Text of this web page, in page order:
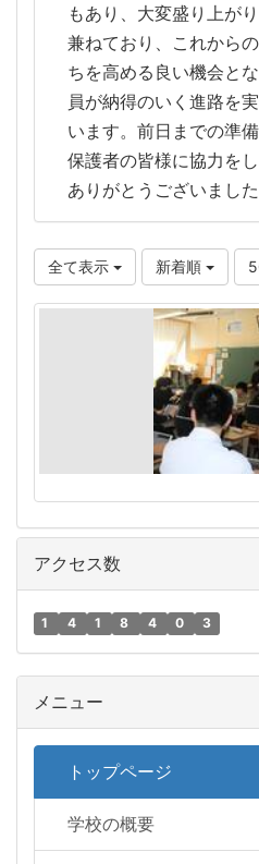
もあり、大変盛り上が
兼ねており、これから
ちを高める良い機会と
員が納得のいく進路を
います。前日までの準
保護者の皆様に協力を
ありがとうございました
全て表示 新着順
アクセス数
1 4 1 8 4 0 3
メニュー
トップページ
学校の概要